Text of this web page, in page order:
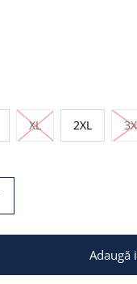
2XL
XLStoc epuizat sau